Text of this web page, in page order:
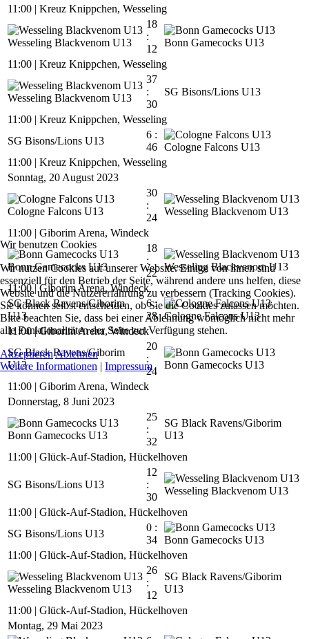
11:00 | Kreuz Knippchen, Wesseling
Wesseling Blackvenom U13
18
:
12
Bonn Gamecocks U13
11:00 | Kreuz Knippchen, Wesseling
Wesseling Blackvenom U13
37
:
30
SG Bisons/Lions U13
11:00 | Kreuz Knippchen, Wesseling
SG Bisons/Lions U13
6 :
46 Cologne Falcons U13
11:00 | Kreuz Knippchen, Wesseling
Sonntag, 20 August 2023
Cologne Falcons U13
30
:
24
Wesseling Blackvenom U13
11:00 | Giborim Arena, Windeck
Bonn Gamecocks U13
18
:
22
Wesseling Blackvenom U13
11:00 | Giborim Arena, Windeck
SG Black Ravens/Giborim
U13
6 :
28 Cologne Falcons U13
11:00 | Giborim Arena, Windeck
SG Black Ravens/Giborim
U13
20
:
24
Bonn Gamecocks U13
11:00 | Giborim Arena, Windeck
Donnerstag, 8 Juni 2023
Bonn Gamecocks U13
25
:
32
SG Black Ravens/Giborim
U13
11:00 | Glück-Auf-Stadion, Hückelhoven
SG Bisons/Lions U13
12
:
30
Wesseling Blackvenom U13
11:00 | Glück-Auf-Stadion, Hückelhoven
SG Bisons/Lions U13
0 :
34 Bonn Gamecocks U13
11:00 | Glück-Auf-Stadion, Hückelhoven
Wesseling Blackvenom U13
26
:
12
SG Black Ravens/Giborim
U13
11:00 | Glück-Auf-Stadion, Hückelhoven
Montag, 29 Mai 2023
Wir benutzen Cookies
Wir nutzen Cookies auf unserer Website. Einige von ihnen sind
essenziell für den Betrieb der Seite, während andere uns helfen, diese
Website und die Nutzererfahrung zu verbessern (Tracking Cookies).
Sie können selbst entscheiden, ob Sie die Cookies zulassen möchten.
Bitte beachten Sie, dass bei einer Ablehnung womöglich nicht mehr
alle Funktionalitäten der Seite zur Verfügung stehen.
Akzeptieren Ablehnen
Weitere Informationen | Impressum